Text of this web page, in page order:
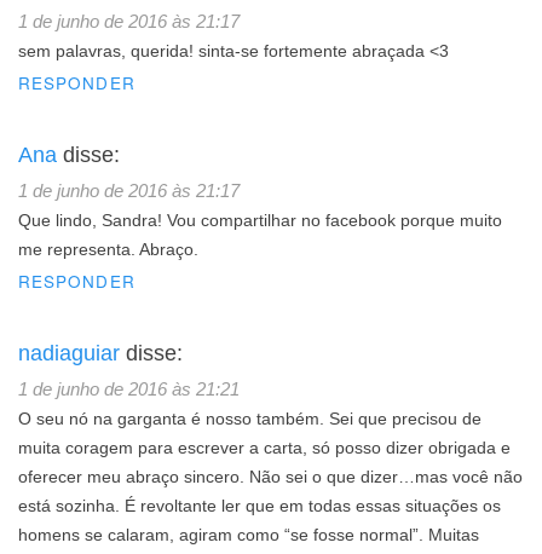
1 de junho de 2016 às 21:17
sem palavras, querida! sinta-se fortemente abraçada <3
RESPONDER
Ana disse:
1 de junho de 2016 às 21:17
Que lindo, Sandra! Vou compartilhar no facebook porque muito
me representa. Abraço.
RESPONDER
nadiaguiar disse:
1 de junho de 2016 às 21:21
O seu nó na garganta é nosso também. Sei que precisou de
muita coragem para escrever a carta, só posso dizer obrigada e
oferecer meu abraço sincero. Não sei o que dizer…mas você não
está sozinha. É revoltante ler que em todas essas situações os
homens se calaram, agiram como “se fosse normal”. Muitas